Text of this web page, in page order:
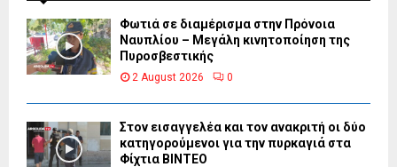
Φωτιά σε διαμέρισμα στην Πρόνοια
Ναυπλίου – Μεγάλη κινητοποίηση της
Πυροσβεστικής
2 August 2026 0
Στον εισαγγελέα και τον ανακριτή οι δύο
κατηγορούμενοι για την πυρκαγιά στα
Φίχτια ΒΙΝΤΕΟ